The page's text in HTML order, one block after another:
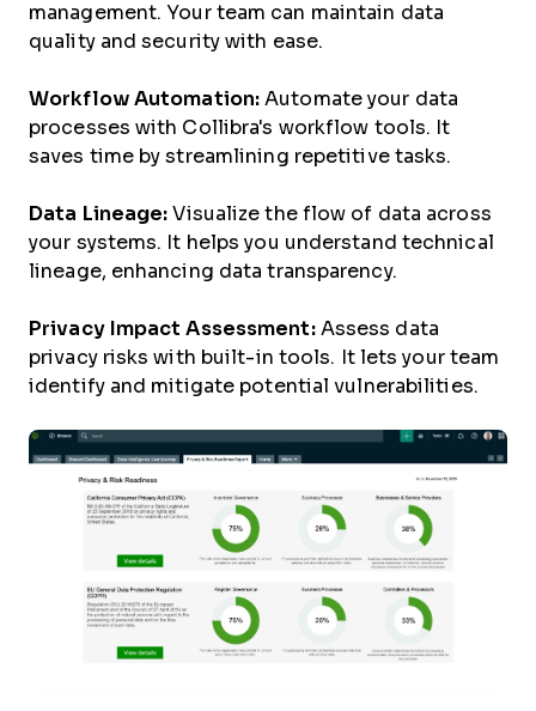
management. Your team can maintain data
quality and security with ease.
Workflow Automation:Automate your data
processes with Collibra's workflow tools. It
saves time by streamlining repetitive tasks.
Data Lineage: Visualize the flow of data across
your systems. It helps you understand technical
lineage, enhancing data transparency.
Privacy Impact Assessment:Assess data
privacy risks with built-in tools. It lets your team
identify and mitigate potential vulnerabilities.